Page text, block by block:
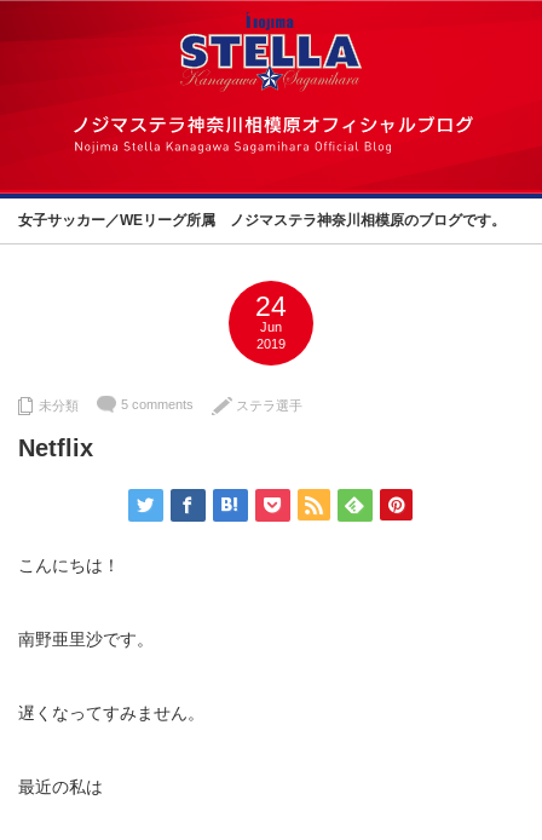
女子サッカー／WEリーグ所属 ノジマステラ神奈川相模原のブログです。
24
Jun
2019
未分類 5 comments ステラ選手
Netflix
こんにちは！
南野亜里沙です。
遅くなってすみません。
最近の私は